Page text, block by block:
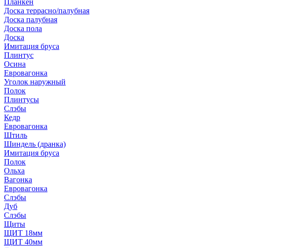
Планкен
Доска террасно/палубная
Доска палубная
Доска пола
Доска
Имитация бруса
Плинтус
Осина
Евровагонка
Уголок наружный
Полок
Плинтусы
Слэбы
Кедр
Евровагонка
Штиль
Шиндель (дранка)
Имитация бруса
Полок
Ольха
Вагонка
Евровагонка
Слэбы
Дуб
Слэбы
Щиты
ЩИТ 18мм
ЩИТ 40мм